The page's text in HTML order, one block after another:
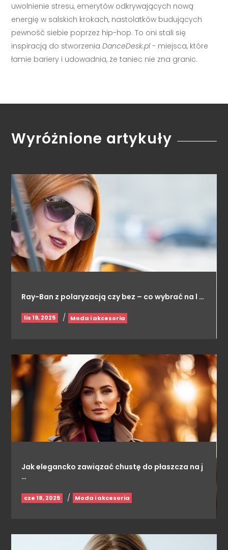
uwolnienie stresu, emerytów odkrywających nową
energię w salskich krokach, nastolatków budujących
pewność siebie poprzez hip-hop. To oni stali się
inspiracją do stworzeniaDanceDesk.pl - miejsca, które
łamie bariery i udowadnia, że taniec nie zna granic.
Wyróżnione artykuły
Ray-Ban z polaryzacją czy bez – co wybrać na l …
lis 19, 2025 / Moda i akcesoria
Jak elegancko zawiązać chustę do płaszcza na j
…
cze 18, 2025 / Moda i akcesoria